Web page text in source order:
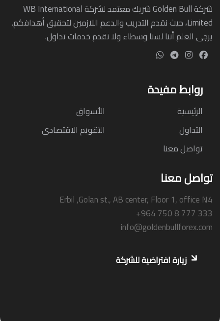
شركة Golden Bull شريك معتمد لشركة WB International
Limited، حيث نقدم التدريب والدعم اللازمين لتحقيق أهدافكم.
يرجى العلم أننا لسنا وسطاء ولا نقدم خدمات تداول.
روابط مفيدة
الرئيسية
الأسواق
التداول
التقويم الاقتصادي
تواصل معنا
تواصل معنا
Erbil ,Golan st., AB center, Floor 1, office N4
+964 750 8 777 333
info@goldenbullforex.com
زيارة افتراضية للشركة